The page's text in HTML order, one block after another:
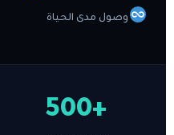
وصول مدى الحياة
+500